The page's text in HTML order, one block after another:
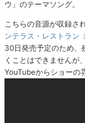
ウ」のテーマソング。
こちらの音源が収録さ
ンテラス・レストラン
30日発売予定のため、
くことはできませんが
YouTubeからショーの